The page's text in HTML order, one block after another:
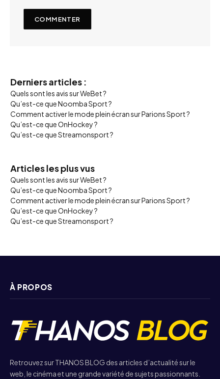
Derniers articles :
Quels sont les avis sur WeBet ?
Qu’est-ce que Noomba Sport ?
Comment activer le mode plein écran sur Parions Sport ?
Qu’est-ce que OnHockey ?
Qu’est-ce que Streamonsport ?
Articles les plus vus
Quels sont les avis sur WeBet ?
Qu’est-ce que Noomba Sport ?
Comment activer le mode plein écran sur Parions Sport ?
Qu’est-ce que OnHockey ?
Qu’est-ce que Streamonsport ?
À PROPOS
Retrouvez sur THANOS BLOG des articles d’actualité sur le
web, le cinéma et une grande variété de sujets passionnants.